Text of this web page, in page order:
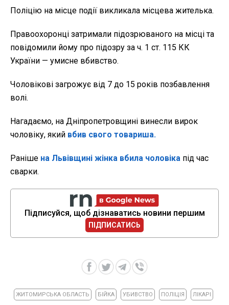
Поліцію на місце події викликала місцева жителька.
Правоохоронці затримали підозрюваного на місці та
повідомили йому про підозру за ч. 1 ст. 115 КК
України — умисне вбивство.
Чоловікові загрожує від 7 до 15 років позбавлення
волі.
Нагадаємо, на Дніпропетровщині винесли вирок
чоловіку, який вбив свого товариша.
Раніше на Львівщині жінка вбила чоловіка під час
сварки.
Підписуйся, щоб дізнаватись новини першим
ПІДПИСАТИСЬ
ЖИТОМИРСЬКА ОБЛАСТЬ БІЙКА УБИВСТВО ПОЛІЦІЯ ЛІКАРІ